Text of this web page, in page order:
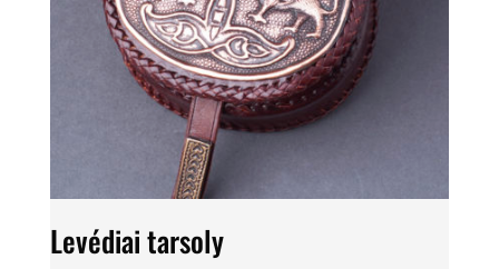
Levédiai tarsoly